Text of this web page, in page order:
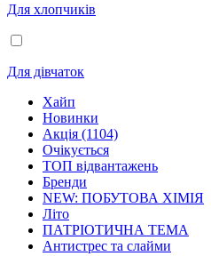
Для хлопчиків
Для дівчаток
Хайп
Новинки
Акція (1104)
Очікується
ТОП відвантажень
Бренди
NEW: ПОБУТОВА ХІМІЯ
Літо
ПАТРІОТИЧНА ТЕМА
Антистрес та слайми